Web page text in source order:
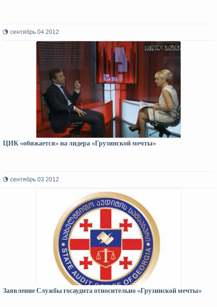
сентябрь 04 2012
ЦИК «обижается» на лидера «Грузинской мечты»
сентябрь 03 2012
Заявление Службы госаудита относительно «Грузинской мечты»